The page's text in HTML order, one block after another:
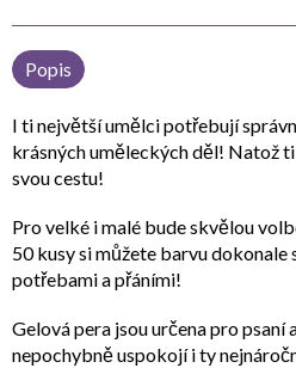
Popis
I ti největší umělci potřebují
krásných uměleckých děl! Natož
svou cestu!
Pro velké i malé bude skvělou
50 kusy si můžete barvu
potřebami a přáními!
Gelová pera jsou určena pro psaní
nepochybně uspokojí i ty